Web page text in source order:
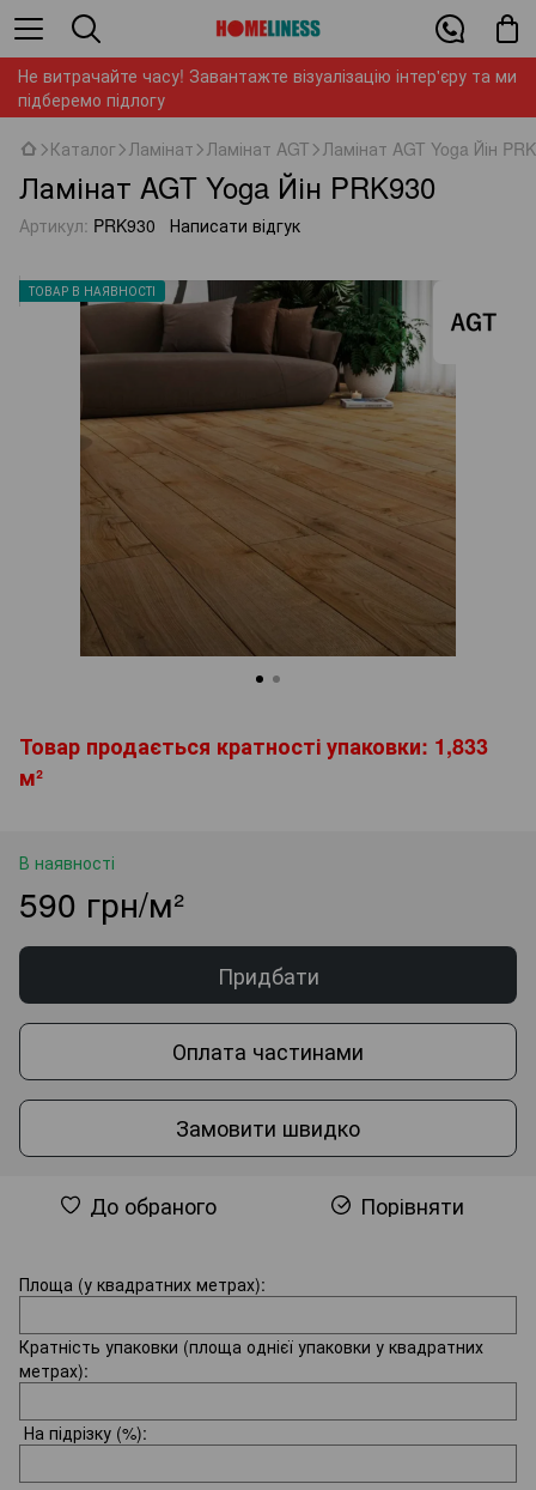
Не витрачайте часу! Завантажте візуалізацію інтер'єру та ми
підберемо підлогу
Каталог Ламінат Ламінат AGT Ламінат AGT Yoga Йін
Ламінат AGT Yoga Йін PRK930
Артикул: PRK930 Написати відгук
ТОВАР В НАЯВНОСТІ
Товар продається кратності упаковки: 1,833
м²
В наявності
590 грн/м²
Придбати
Оплата частинами
Замовити швидко
До обраного Порівняти
Площа (у квадратних метрах):
Кратність упаковки (площа однієї упаковки у квадратних
метрах):
На підрізку (%):